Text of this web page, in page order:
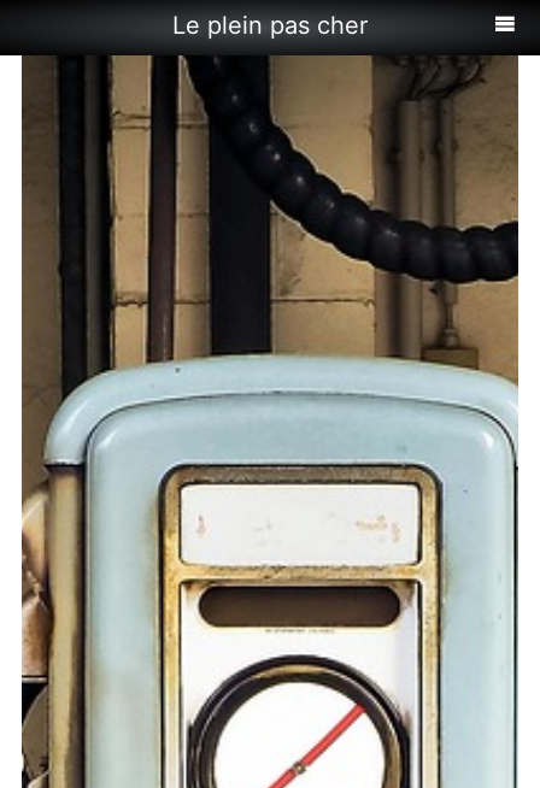
Le plein pas cher